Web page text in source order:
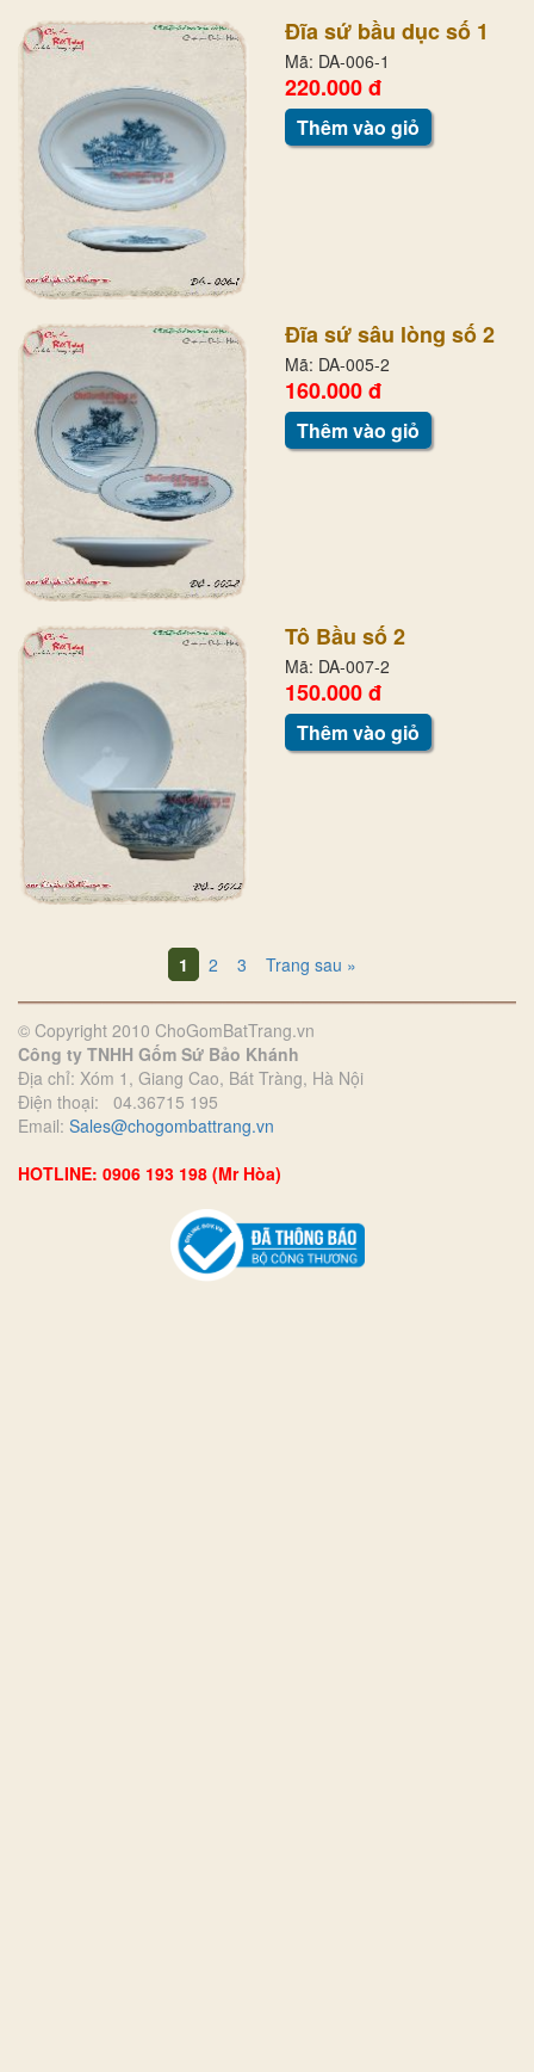
Đĩa sứ bầu dục số 1
Mã: DA-006-1
220.000 đ
Thêm vào giỏ
Đĩa sứ sâu lòng số 2
Mã: DA-005-2
160.000 đ
Thêm vào giỏ
Tô Bầu số 2
Mã: DA-007-2
150.000 đ
Thêm vào giỏ
1 2 3 Trang sau »
© Copyright 2010 ChoGomBatTrang.vn
Công ty TNHH Gốm Sứ Bảo Khánh
Địa chỉ: Xóm 1, Giang Cao, Bát Tràng, Hà Nội
Điện thoại: 04.36715 195
Email: Sales@chogombattrang.vn
HOTLINE: 0906 193 198 (Mr Hòa)